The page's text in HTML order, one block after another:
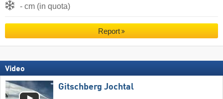
- cm (in quota)
Report
Video
Gitschberg Jochtal